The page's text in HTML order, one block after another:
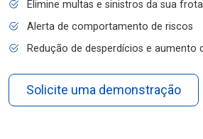
Elimine multas e sinistros da sua frota
Alerta de comportamento de riscos
Redução de desperdícios e aumento
Solicite uma demonstração